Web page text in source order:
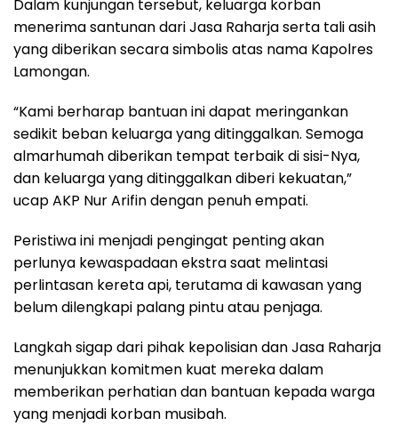
Dalam kunjungan tersebut, keluarga korban
menerima santunan dari Jasa Raharja serta tali asih
yang diberikan secara simbolis atas nama Kapolres
Lamongan.
“Kami berharap bantuan ini dapat meringankan
sedikit beban keluarga yang ditinggalkan. Semoga
almarhumah diberikan tempat terbaik di sisi-Nya,
dan keluarga yang ditinggalkan diberi kekuatan,”
ucap AKP Nur Arifin dengan penuh empati.
Peristiwa ini menjadi pengingat penting akan
perlunya kewaspadaan ekstra saat melintasi
perlintasan kereta api, terutama di kawasan yang
belum dilengkapi palang pintu atau penjaga.
Langkah sigap dari pihak kepolisian dan Jasa Raharja
menunjukkan komitmen kuat mereka dalam
memberikan perhatian dan bantuan kepada warga
yang menjadi korban musibah.